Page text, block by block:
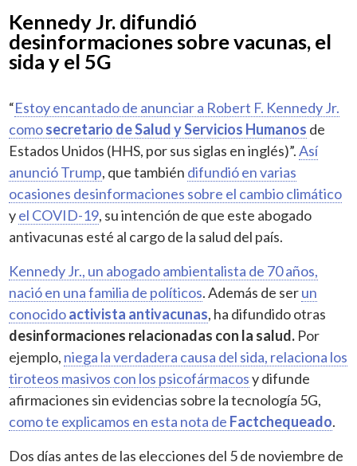
Kennedy Jr. difundió
desinformaciones sobre vacunas, el
sida y el 5G
“Estoy encantado de anunciar a Robert F. Kennedy Jr.
comosecretario de Salud y Servicios Humanos de
Estados Unidos (HHS, por sus siglas en inglés)”.Así
anunció Trump, que también difundió en varias
ocasiones desinformaciones sobre el cambio climático
yel COVID-19, su intención de que este abogado
antivacunas esté al cargo de la salud del país.
Kennedy Jr., un abogado ambientalista de 70 años,
nació en una familia de políticos. Además de serun
conocidoactivista antivacunas, ha difundido otras
desinformaciones relacionadas con la salud. Por
ejemplo, niega la verdadera causa del sida, relaciona los
tiroteos masivos con los psicofármacosy difunde
afirmaciones sin evidencias sobre la tecnología 5G,
como te explicamos en esta nota de Factchequeado.
Dos días antes de las elecciones del 5 de noviembre de